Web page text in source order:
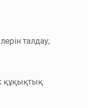
талдау;
құқықтық